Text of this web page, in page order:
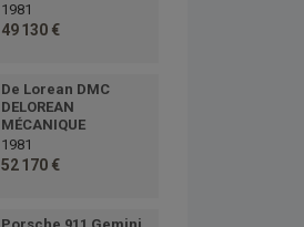
1981
49 130 €
De Lorean DMC
DELOREAN
MÉCANIQUE
1981
52 170 €